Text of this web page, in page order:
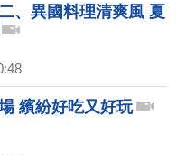
、異國料理清爽風 夏
繽紛好吃又好玩